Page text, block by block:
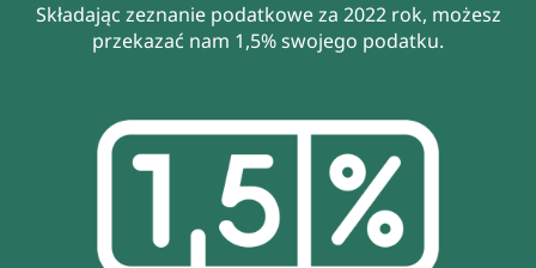
Składając zeznanie podatkowe za 2022 rok, możesz
przekazać nam 1,5% swojego podatku.